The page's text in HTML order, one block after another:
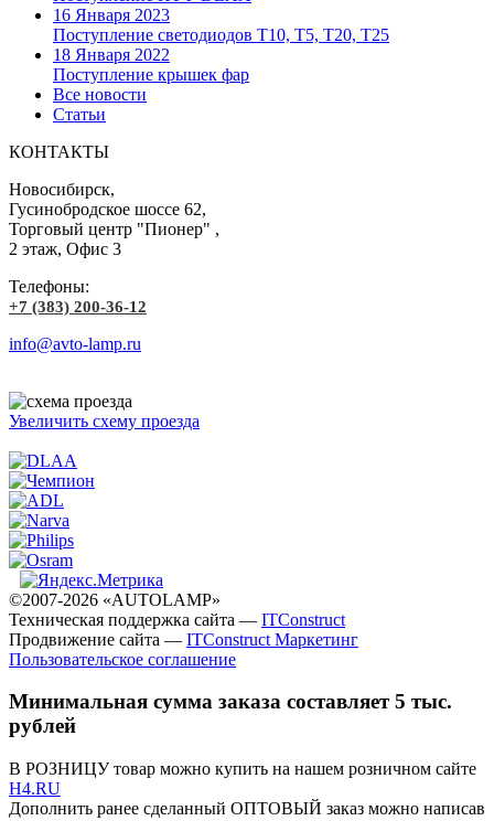
16 Января 2023
Поступление светодиодов T10, T5, T20, T25
18 Января 2022
Поступление крышек фар
Все новости
Статьи
КОНТАКТЫ
Новосибирск,
Гусинобродское шоссе 62,
Торговый центр "Пионер" ,
2 этаж, Офис 3
Телефоны:
+7 (383) 200-36-12
info@avto-lamp.ru
Увеличить схему проезда
©2007-2026 «AUTOLAMP»
Техническая поддержка сайта — ITConstruct
Продвижение сайта — ITConstruct Маркетинг
Пользовательское соглашение
Минимальная сумма заказа составляет 5 тыс.
рублей
В РОЗНИЦУ товар можно купить на нашем розничном сайте
H4.RU
Дополнить ранее сделанный ОПТОВЫЙ заказ можно написав